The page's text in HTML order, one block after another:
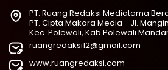
PT. Ruang Redaksi Mediatama
PT. Cipta Makora Media - Jl.
Kec. Polewali, Kab.Polewali
ruangredaksi12@gmail.com
www.ruangredaksi.com